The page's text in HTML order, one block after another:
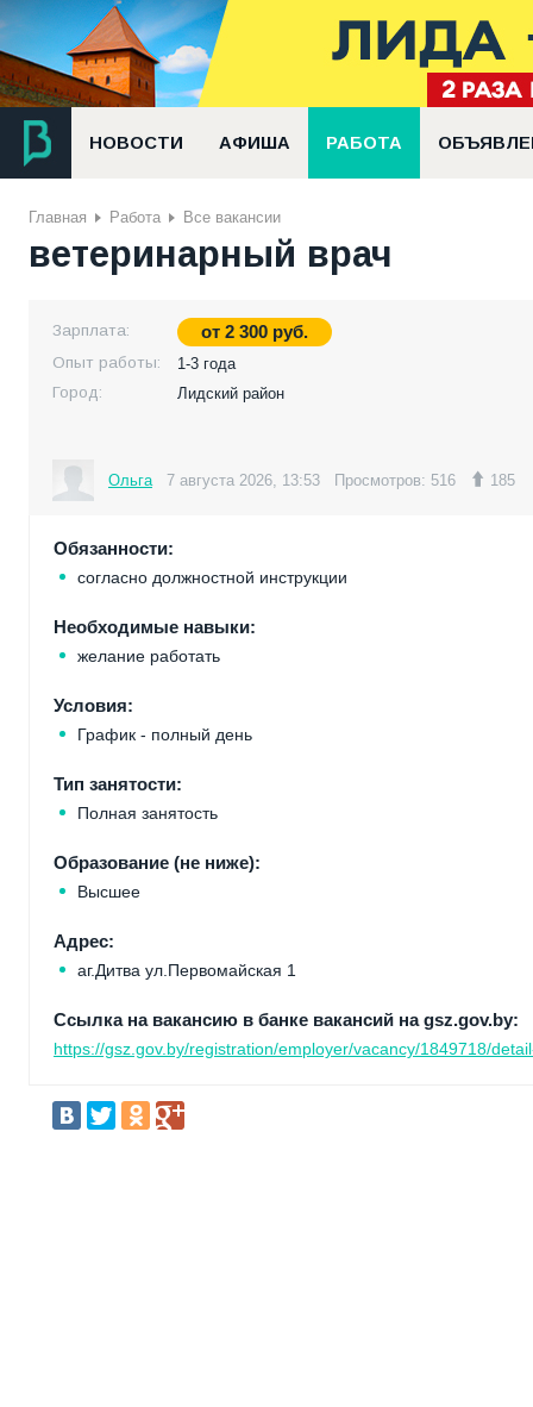
НОВОСТИ АФИША РАБОТА
Главная Работа Все вакансии
ветеринарный врач
Зарплата: от 2 300руб.
Опыт работы:
1-3 года
Город:
Лидский район
Ольга 7 августа 2026, 13:53 Просмотров: 516 185
Обязанности:
согласно должностной инструкции
Необходимые навыки:
желание работать
Условия:
График - полный день
Тип занятости:
Полная занятость
Образование (не ниже):
Высшее
Адрес:
аг.Дитва ул.Первомайская 1
Ссылка на вакансию в банке вакансий на gsz.gov.by:
https://gsz.gov.by/registration/employer/vacancy/1849718/